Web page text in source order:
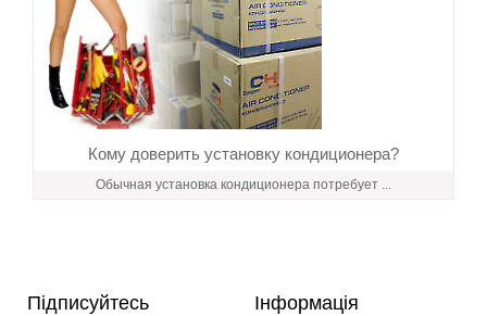
Кому доверить установку кондиционера?
Обычная установка кондиционера потребует ...
Підписуйтесь Інформація